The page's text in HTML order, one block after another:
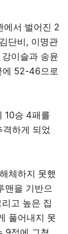
에서 벌어진 2
단비, 이명관
이슬과 송윤
에 52-46으로
10승 4패를
하게 되었
체하지 못했
맨을 기반으
고 높은 집
풀어내지 못